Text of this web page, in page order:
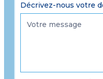
Décrivez-nous votre